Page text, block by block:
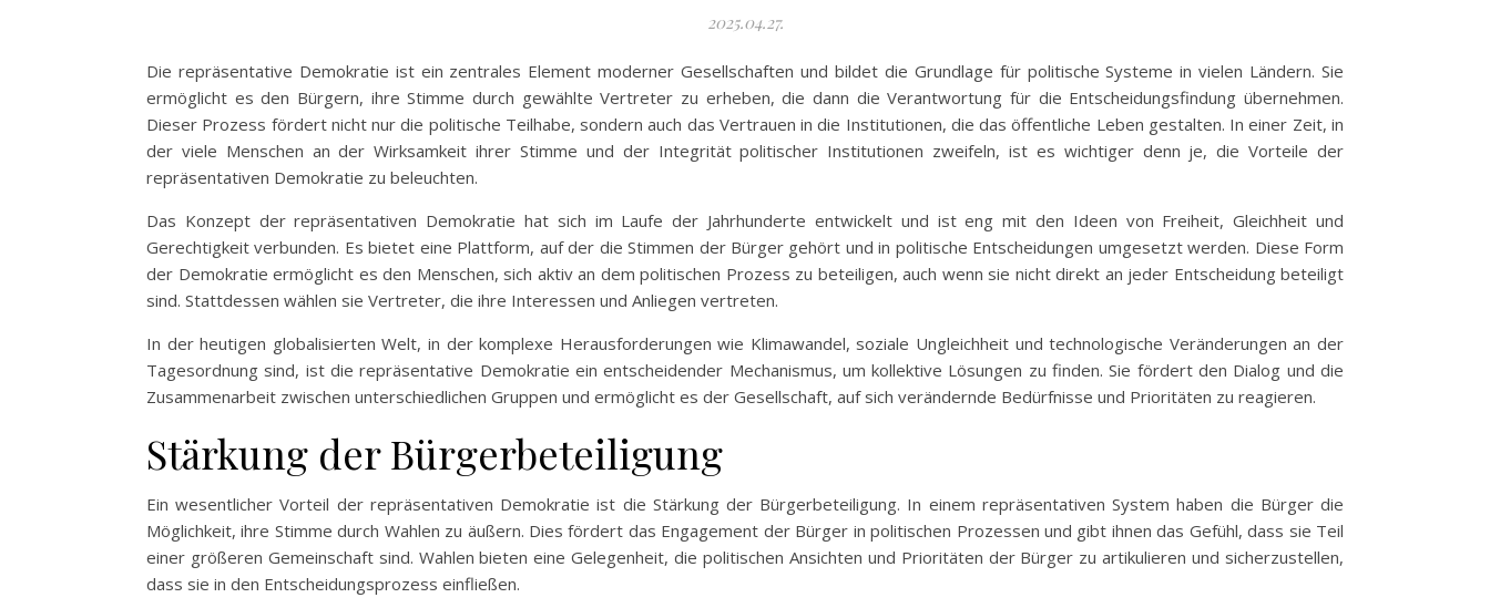
2025.04.27.
Die repräsentative Demokratie ist ein zentrales Element moderner Gesellschaften und bildet die Grundlage für politische Systeme in vielen Ländern. Sie
ermöglicht es den Bürgern, ihre Stimme durch gewählte Vertreter zu erheben, die dann die Verantwortung für die Entscheidungsfindung übernehmen.
Dieser Prozess fördert nicht nur die politische Teilhabe, sondern auch das Vertrauen in die Institutionen, die das öffentliche Leben gestalten. In einer Zeit, in
der viele Menschen an der Wirksamkeit ihrer Stimme und der Integrität politischer Institutionen zweifeln, ist es wichtiger denn je, die Vorteile der
repräsentativen Demokratie zu beleuchten.
Das Konzept der repräsentativen Demokratie hat sich im Laufe der Jahrhunderte entwickelt und ist eng mit den Ideen von Freiheit, Gleichheit und
Gerechtigkeit verbunden. Es bietet eine Plattform, auf der die Stimmen der Bürger gehört und in politische Entscheidungen umgesetzt werden. Diese Form
der Demokratie ermöglicht es den Menschen, sich aktiv an dem politischen Prozess zu beteiligen, auch wenn sie nicht direkt an jeder Entscheidung beteiligt
sind. Stattdessen wählen sie Vertreter, die ihre Interessen und Anliegen vertreten.
In der heutigen globalisierten Welt, in der komplexe Herausforderungen wie Klimawandel, soziale Ungleichheit und technologische Veränderungen an der
Tagesordnung sind, ist die repräsentative Demokratie ein entscheidender Mechanismus, um kollektive Lösungen zu finden. Sie fördert den Dialog und die
Zusammenarbeit zwischen unterschiedlichen Gruppen und ermöglicht es der Gesellschaft, auf sich verändernde Bedürfnisse und Prioritäten zu reagieren.
Stärkung der Bürgerbeteiligung
Ein wesentlicher Vorteil der repräsentativen Demokratie ist die Stärkung der Bürgerbeteiligung. In einem repräsentativen System haben die Bürger die
Möglichkeit, ihre Stimme durch Wahlen zu äußern. Dies fördert das Engagement der Bürger in politischen Prozessen und gibt ihnen das Gefühl, dass sie Teil
einer größeren Gemeinschaft sind. Wahlen bieten eine Gelegenheit, die politischen Ansichten und Prioritäten der Bürger zu artikulieren und sicherzustellen,
dass sie in den Entscheidungsprozess einfließen.